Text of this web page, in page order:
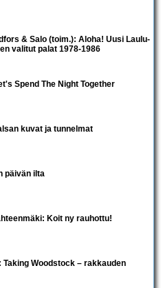
& Salo (toim.): Aloha! Uusi Laulu-
valitut palat 1978-1986
Spend The Night Together
kuvat ja tunnelmat
päivän ilta
Koit ny rauhottu!
Taking Woodstock – rakkauden